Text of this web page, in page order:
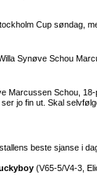
Cup søndag,
Synøve Schou
Marcussen Schou,
jo fin ut. Skal
beste sjanse i
(V65-5/V4-3,